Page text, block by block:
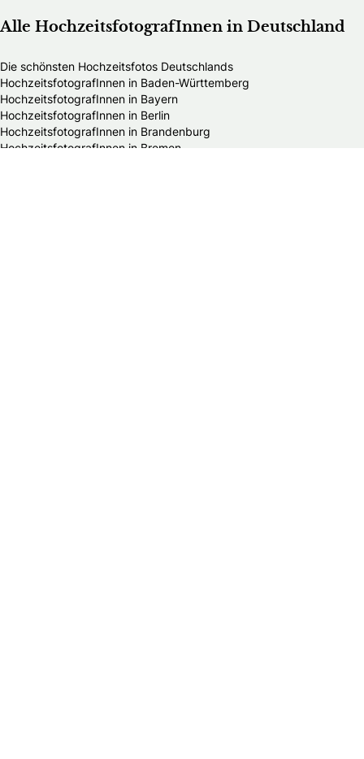
Alle HochzeitsfotografInnen in Deutschland
Die schönsten Hochzeitsfotos Deutschlands
HochzeitsfotografInnen in Baden-Württemberg
HochzeitsfotografInnen in Bayern
HochzeitsfotografInnen in Berlin
HochzeitsfotografInnen in Brandenburg
HochzeitsfotografInnen in Bremen